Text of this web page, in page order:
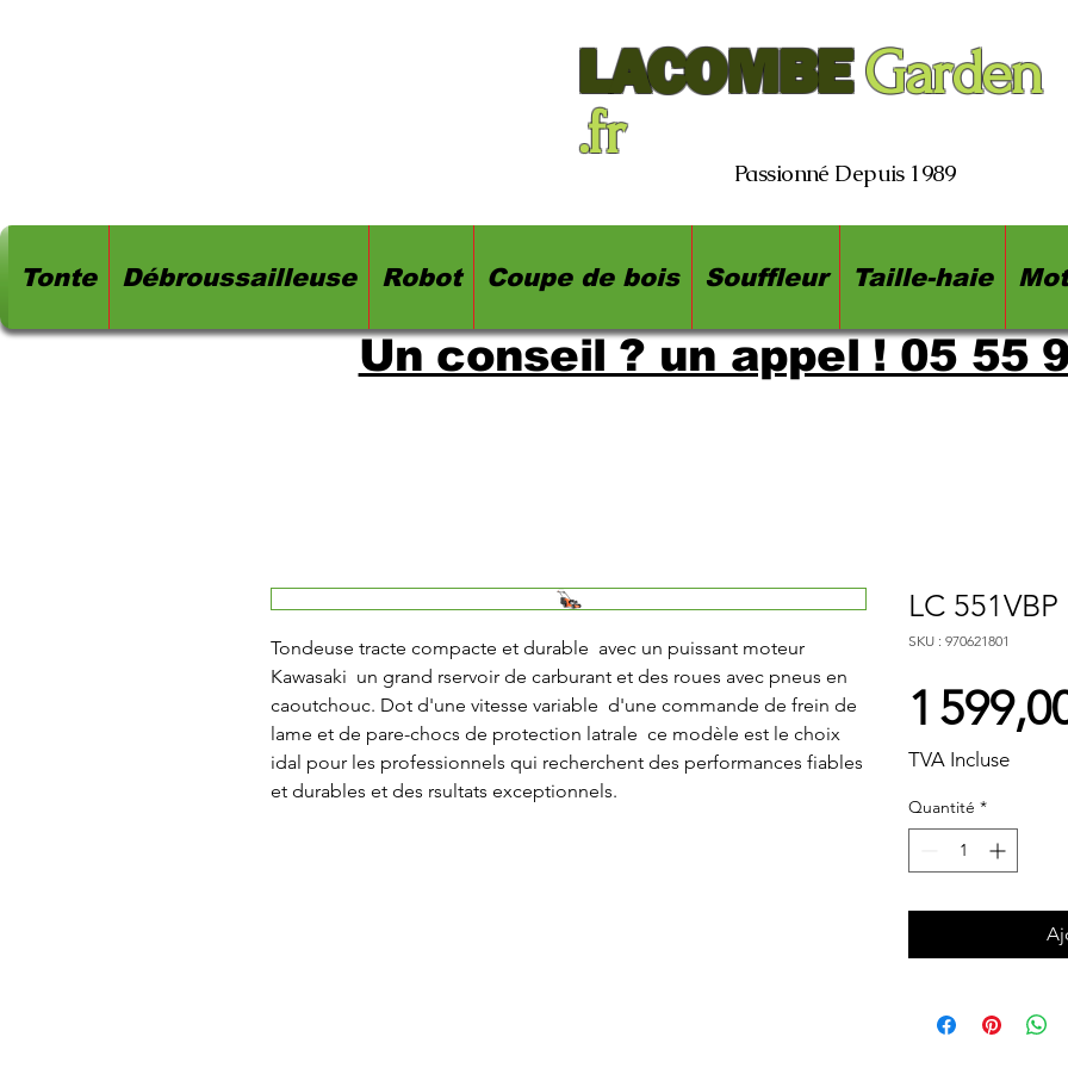
LACOMBE Garden
.fr
Passionné Depuis 1989
Tonte Débroussailleuse Robot Coupe de bois Souffleur Taille-haie
Un conseil ? un appel ! 05 55
Tondeuse tracte compacte et durable  avec un puissant moteur
Kawasaki  un grand rservoir de carburant et des roues avec pneus en
caoutchouc. Dot d'une vitesse variable  d'une commande de frein de
lame et de pare-chocs de protection latrale  ce modèle est le choix
idal pour les professionnels qui recherchent des performances fiables
et durables et des rsultats exceptionnels.
LC 551VBP
SKU : 970621801
1
TVA Incluse
Quantité *